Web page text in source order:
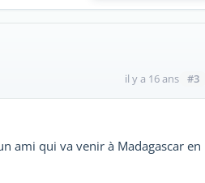
il y a 16 ans #3
ami qui va venir à Madagascar en